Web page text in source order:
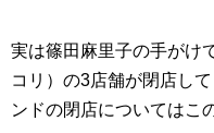
実は篠田麻里子の手がけ
コリ）の3店舗が閉店し
ンドの閉店についてはこ